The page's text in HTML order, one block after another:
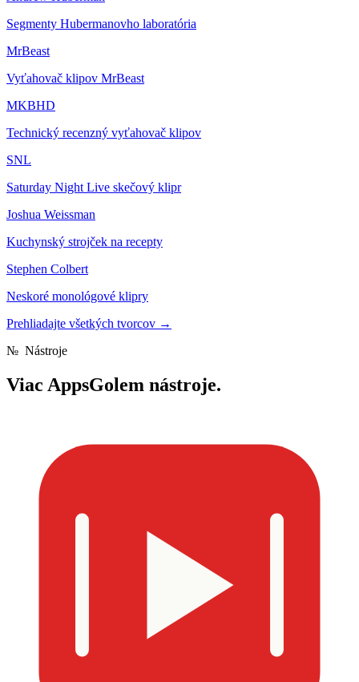
Segmenty Hubermanovho laboratória
MrBeast
Vyťahovač klipov MrBeast
MKBHD
Technický recenzný vyťahovač klipov
SNL
Saturday Night Live skečový klipr
Joshua Weissman
Kuchynský strojček na recepty
Stephen Colbert
Neskoré monológové klipry
Prehliadajte všetkých tvorcov →
№ Nástroje
Viac AppsGolem nástroje.